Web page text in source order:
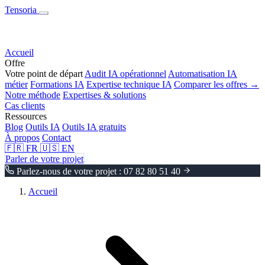
Tensoria
Accueil
Offre
Votre point de départ Audit IA opérationnel Automatisation IA
métier Formations IA Expertise technique IA Comparer les offres →
Notre méthode Expertises & solutions
Cas clients
Ressources
Blog Outils IA Outils IA gratuits
À propos Contact
🇫🇷 FR 🇺🇸 EN
Parler de votre projet
Parlez-nous de votre projet : 07 82 80 51 40
Accueil